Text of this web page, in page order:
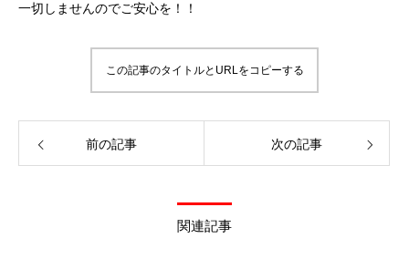
一切しませんのでご安心を！！
この記事のタイトルとURLをコピーする
前の記事 次の記事
関連記事